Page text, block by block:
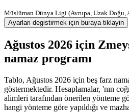
Müslüman Dünya Ligi (Avrupa, Uzak Doğu,
Ayarlari degistirmek için buraya tiklayin
Ağustos 2026 için
namaz programı
Tablo, Ağustos 2026 için beş farz
göstermektedir. Hesaplamalar, 'nın
alimleri tarafından önerilen yönteme
hangi yönteme göre yapıldığı ve